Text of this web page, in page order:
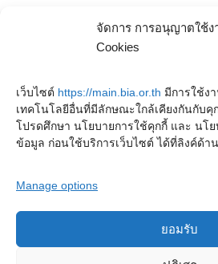
จัดการ การอนุญาตใช้ง
Cookies
เว็บไซต์ https://main.bia.or.th มีการใช้ง
เทคโนโลยีอื่นที่มีลักษณะใกล้เคียงกันกับคุ
โปรดศึกษา นโยบายการใช้คุกกี้ และ นโ
ข้อมูล ก่อนใช้บริการเว็บไซต์ ได้ที่ลิงค์ด้า
Manage options
ยอมรับ
Copyright © 2023. Buddhadasa